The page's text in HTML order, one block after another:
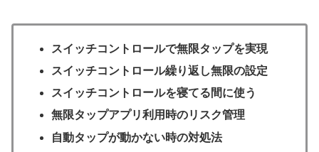
スイッチコントロールで無限タップを実現
スイッチコントロール繰り返し無限の設定
スイッチコントロールを寝てる間に使う
無限タップアプリ利用時のリスク管理
自動タップが動かない時の対処法